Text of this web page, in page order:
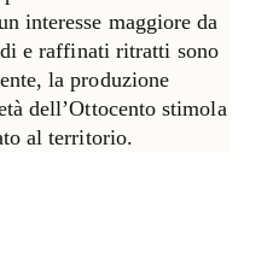
interesse maggiore da
e raffinati ritratti sono
la produzione
dell’Ottocento stimola
al territorio.